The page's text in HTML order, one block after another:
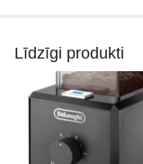
Līdzīgi produkti